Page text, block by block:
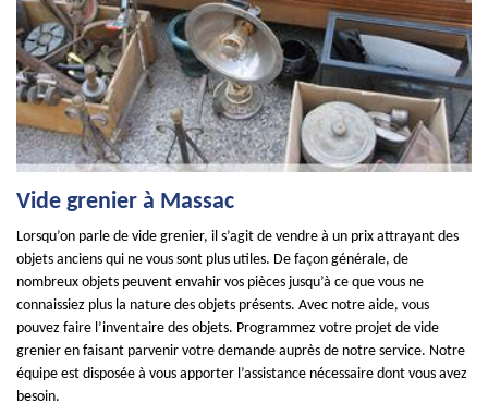
Vide grenier à Massac
Lorsqu’on parle de vide grenier, il s’agit de vendre à un prix attrayant des
objets anciens qui ne vous sont plus utiles. De façon générale, de
nombreux objets peuvent envahir vos pièces jusqu’à ce que vous ne
connaissiez plus la nature des objets présents. Avec notre aide, vous
pouvez faire l’inventaire des objets. Programmez votre projet de vide
grenier en faisant parvenir votre demande auprès de notre service. Notre
équipe est disposée à vous apporter l’assistance nécessaire dont vous avez
besoin.